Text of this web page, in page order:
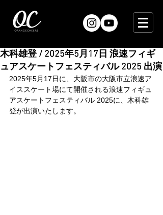
木科雄登 / 2025年5月17日 浪速フィギ
ュアスケートフェスティバル 2025 出演
2025年5月17日に、大阪市の大阪市立浪速ア
イススケート場にて開催される浪速フィギュ
アスケートフェスティバル 2025に、木科雄
登が出演いたします。